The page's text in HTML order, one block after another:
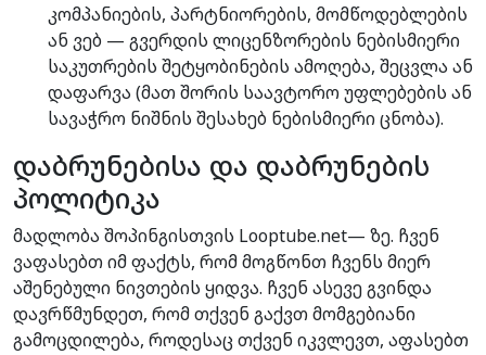
კომპანიების, პარტნიორების, მომწოდებლების
ან ვებ — გვერდის ლიცენზორების ნებისმიერი
საკუთრების შეტყობინების ამოღება, შეცვლა ან
დაფარვა (მათ შორის საავტორო უფლებების ან
სავაჭრო ნიშნის შესახებ ნებისმიერი ცნობა).
დაბრუნებისა და დაბრუნების
პოლიტიკა
მადლობა შოპინგისთვის Looptube.net— ზე. ჩვენ
ვაფასებთ იმ ფაქტს, რომ მოგწონთ ჩვენს მიერ
აშენებული ნივთების ყიდვა. ჩვენ ასევე გვინდა
დავრწმუნდეთ, რომ თქვენ გაქვთ მომგებიანი
გამოცდილება, როდესაც თქვენ იკვლევთ, აფასებთ